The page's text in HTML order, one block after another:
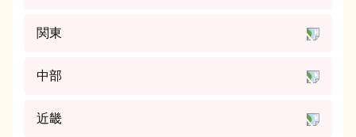
関東
中部
近畿